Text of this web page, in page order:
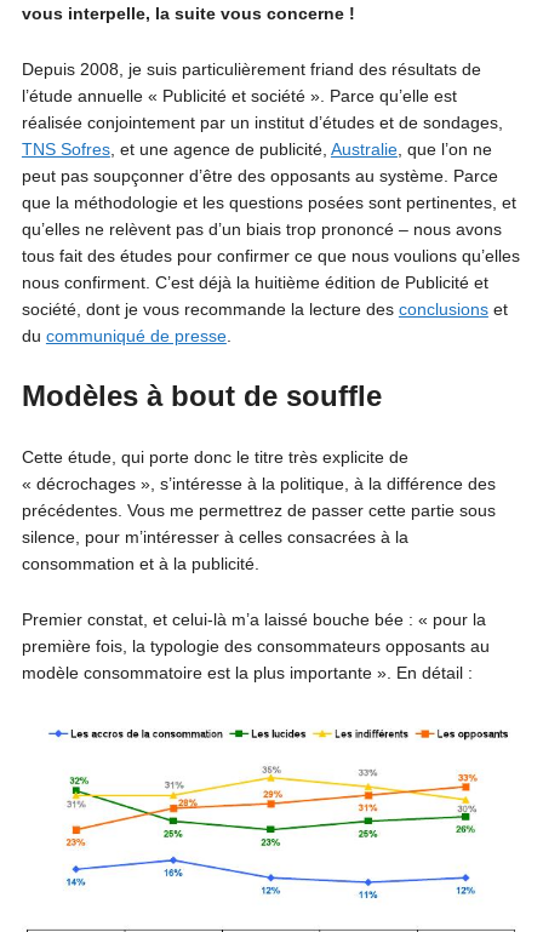
vous interpelle, la suite vous concerne !
Depuis 2008, je suis particulièrement friand des résultats de
l’étude annuelle « Publicité et société ». Parce qu’elle est
réalisée conjointement par un institut d’études et de sondages,
TNS Sofres, et une agence de publicité, Australie, que l’on ne
peut pas soupçonner d’être des opposants au système. Parce
que la méthodologie et les questions posées sont pertinentes, et
qu’elles ne relèvent pas d’un biais trop prononcé – nous avons
tous fait des études pour confirmer ce que nous voulions qu’elles
nous confirment. C’est déjà la huitième édition de Publicité et
société, dont je vous recommande la lecture des conclusionset
du communiqué de presse.
Modèles à bout de souffle
Cette étude, qui porte donc le titre très explicite de
« décrochages », s’intéresse à la politique, à la différence des
précédentes. Vous me permettrez de passer cette partie sous
silence, pour m’intéresser à celles consacrées à la
consommation et à la publicité.
Premier constat, et celui-là m’a laissé bouche bée : « pour la
première fois, la typologie des consommateurs opposants au
modèle consommatoire est la plus importante ». En détail :